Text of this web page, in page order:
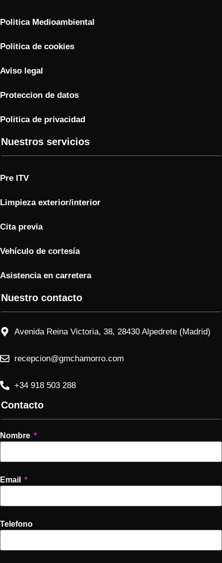
Politica Medioambiental
Politica de cookies
Aviso legal
Proteccion de datos
Politica de privacidad
Nuestros servicios
Pre ITV
Limpieza exterior/interior
Cita previa
Vehículo de cortesía
Asistencia en carretera
Nuestro contacto
Avenida Reina Victoria, 38, 28430 Alpedrete (Madrid)
recepcion@gmchamorro.com
+34 918 503 288
Contacto
Nombre
Email
Telefono